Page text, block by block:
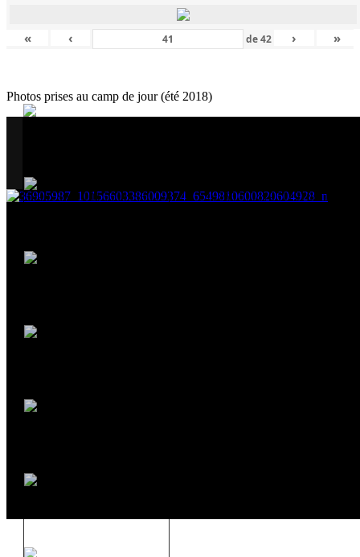
« ‹ de42 › »
Photos prises au camp de jour (été 2018)